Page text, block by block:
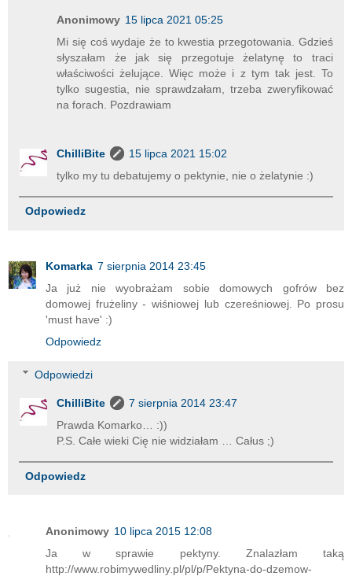
Anonimowy 15 lipca 2021 05:25
Mi się coś wydaje że to kwestia przegotowania. Gdzieś
słyszałam że jak się przegotuje żelatynę to traci
właściwości żelujące. Więc może i z tym tak jest. To
tylko sugestia, nie sprawdzałam, trzeba zweryfikować
na forach. Pozdrawiam
ChilliBite
15 lipca 2021 15:02
tylko my tu debatujemy o pektynie, nie o żelatynie :)
Odpowiedz
Komarka 7 sierpnia 2014 23:45
Ja już nie wyobrażam sobie domowych gofrów bez
domowej frużeliny - wiśniowej lub czereśniowej. Po prosu
'must have' :)
Odpowiedz
Odpowiedzi
ChilliBite
7 sierpnia 2014 23:47
Prawda Komarko… :))
P.S. Całe wieki Cię nie widziałam … Całus ;)
Odpowiedz
Anonimowy 10 lipca 2015 12:08
Ja w sprawie pektyny. Znalazłam taką
http://www.robimywedliny.pl/pl/p/Pektyna-do-dzemow-